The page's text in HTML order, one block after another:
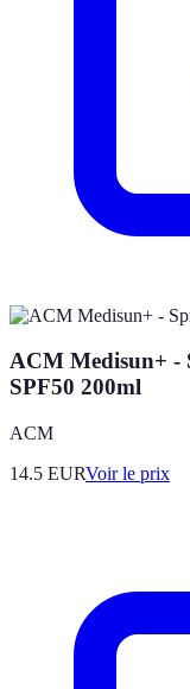
ACM Medisun+ -
SPF50 200ml
ACM
14.5 EURVoir le prix